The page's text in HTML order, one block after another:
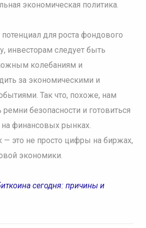
экономическая политика.
потенциал для роста фондового
инвесторам следует быть
колебаниям и
за экономическими и
Так что, похоже, нам
ремни безопасности и готовиться
на финансовых рынках.
это не просто цифры на биржах,
экономики.
сегодня: причины и